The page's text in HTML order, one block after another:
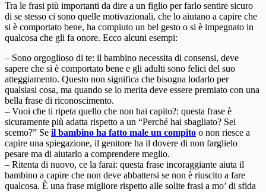
Tra le frasi più importanti da dire a un figlio per farlo sentire sicuro
di se stesso ci sono quelle motivazionali, che lo aiutano a capire che
si è comportato bene, ha compiuto un bel gesto o si è impegnato in
qualcosa che gli fa onore. Ecco alcuni esempi:
– Sono orgoglioso di te: il bambino necessita di consensi, deve
sapere che si è comportato bene e gli adulti sono felici del suo
atteggiamento. Questo non significa che bisogna lodarlo per
qualsiasi cosa, ma quando se lo merita deve essere premiato con una
bella frase di riconoscimento.
– Vuoi che ti ripeta quello che non hai capito?: questa frase è
sicuramente più adatta rispetto a un “Perché hai sbagliato? Sei
scemo?” Se il bambino ha fatto male un compito o non riesce a
capire una spiegazione, il genitore ha il dovere di non farglielo
pesare ma di aiutarlo a comprendere meglio.
– Ritenta di nuovo, ce la farai: questa frase incoraggiante aiuta il
bambino a capire che non deve abbattersi se non è riuscito a fare
qualcosa. È una frase migliore rispetto alle solite frasi a mo’ di sfida